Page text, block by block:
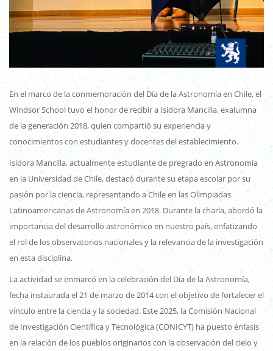
En el marco de la conmemoración del Día de la Astronomía en Chile, el
Windsor School tuvo el honor de recibir a Isidora Mancilla, exalumna
de la generación 2018, quien compartió su experiencia y
conocimientos con estudiantes y docentes del establecimiento.
Isidora Mancilla, actualmente estudiante de pregrado en Astronomía
en la Universidad de Chile, destacó durante su etapa escolar por su
pasión por la ciencia, representando a Chile en las Olimpiadas
Latinoamericanas de Astronomía en 2018. Durante la charla, abordó la
importancia del desarrollo astronómico en nuestro país, enfatizando
el rol de los observatorios nacionales y la relevancia de la investigación
en esta disciplina.
La actividad se enmarcó en la celebración del Día de la Astronomía,
fecha instaurada el 21 de marzo de 2014 con el objetivo de fortalecer el
vínculo entre la ciencia y la sociedad. Este 2025, la Comisión Nacional
de Investigación Científica y Tecnológica (CONICYT) ha puesto énfasis
en la relación de los pueblos originarios con la observación del cielo y